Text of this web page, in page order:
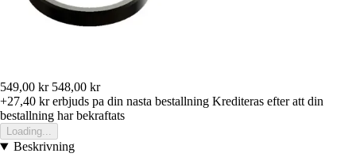
549,00 kr 548,00 kr
+27,40 krerbjuds pa din nasta bestallning Krediteras efter att din
bestallning har bekraftats
Loading...
Beskrivning